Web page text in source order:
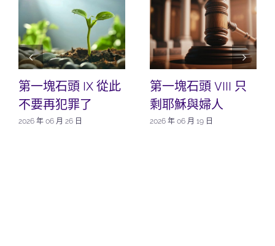
第一塊石頭 IX 從此
不要再犯罪了
2026 年 06 月 26 日
第一塊石頭 VIII 只
剩耶穌與婦人
2026 年 06 月 19 日